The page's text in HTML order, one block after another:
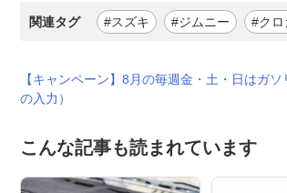
関連タグ #スズキ #ジムニー #クロ
【キャンペーン】8月の毎週金・土・日はガ
の入力）
こんな記事も読まれています